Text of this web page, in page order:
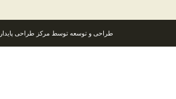
طراحی و توسعه توسط مرکز طراحی پایدار